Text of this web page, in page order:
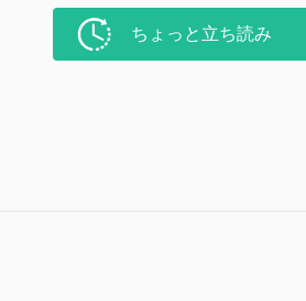
ちょっと立ち読み